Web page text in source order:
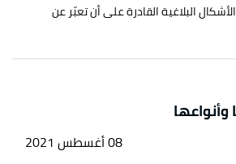
البلاغية القادرة على أن تعبّر عن
وأنواعها
08 أغسطس 2021